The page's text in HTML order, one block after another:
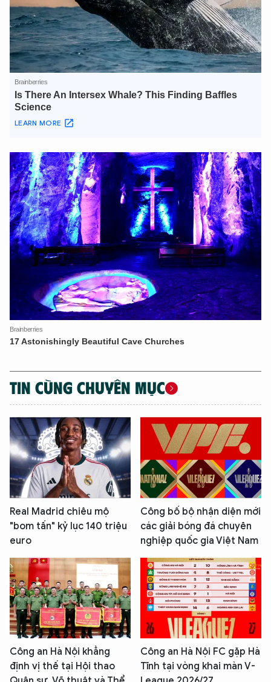
TIN CÙNG CHUYÊN MỤC
Real Madrid chiêu mộ
"bom tấn" kỷ lục 140 triệu
euro
Công bố bộ nhận diện mới
các giải bóng đá chuyên
nghiệp quốc gia Việt Nam
Công an Hà Nội khẳng
định vị thế tại Hội thao
Công an Hà Nội FC gặp Hà
Tĩnh tại vòng khai màn V-
Hãy hỏi tôi bất kỳ điều gì bạn cần biết về
An Ninh Thủ Đô nhé. Tôi sẵn sàng hỗ trợ!